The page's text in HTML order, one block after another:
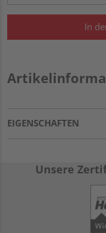
In
EIGENSCHAFTEN
Unsere